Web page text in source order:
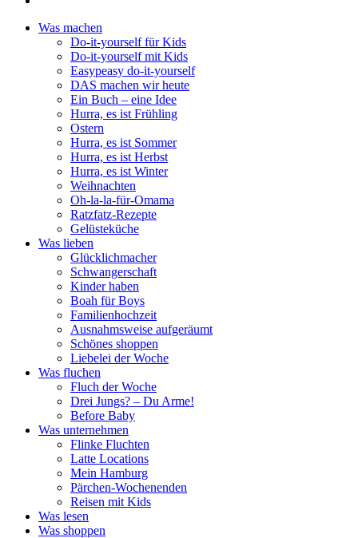
Was machen
Do-it-yourself für Kids
Do-it-yourself mit Kids
Easypeasy do-it-yourself
DAS machen wir heute
Ein Buch – eine Idee
Hurra, es ist Frühling
Ostern
Hurra, es ist Sommer
Hurra, es ist Herbst
Hurra, es ist Winter
Weihnachten
Oh-la-la-für-Omama
Ratzfatz-Rezepte
Gelüsteküche
Was lieben
Glücklichmacher
Schwangerschaft
Kinder haben
Boah für Boys
Familienhochzeit
Ausnahmsweise aufgeräumt
Schönes shoppen
Liebelei der Woche
Was fluchen
Fluch der Woche
Drei Jungs? – Du Arme!
Before Baby
Was unternehmen
Flinke Fluchten
Latte Locations
Mein Hamburg
Pärchen-Wochenenden
Reisen mit Kids
Was lesen
Was shoppen